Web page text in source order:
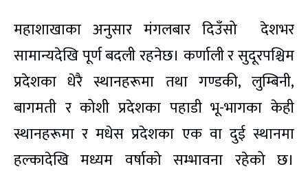
महाशाखाका अनुसार मंगलबार दिउँसो देशभर
सामान्यदेखि पूर्ण बदली रहनेछ। कर्णाली र सुदूरपश्चिम
प्रदेशका धेरै स्थानहरूमा तथा गण्डकी, लुम्बिनी,
बागमती र कोशी प्रदेशका पहाडी भू-भागका केही
स्थानहरूमा र मधेस प्रदेशका एक वा दुई स्थानमा
हल्कादेखि मध्यम वर्षाको सम्भावना रहेको छ।